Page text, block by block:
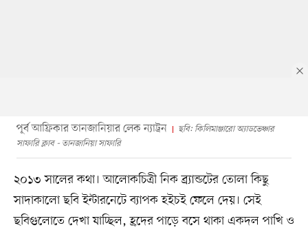
পূর্ব আফ্রিকার তানজানিয়ার লেক ন্যাট্রন
ছবি: কিলিমাঞ্জারো অ্যাডভেঞ্চার
সাফারি ক্লাব - তানজানিয়া সাফারি
২০১৩ সালের কথা। আলোকচিত্রী নিক ব্র্যান্ডটের তোলা কিছু
সাদাকালো ছবি ইন্টারনেটে ব্যাপক হইচই ফেলে দেয়। সেই
ছবিগুলোতে দেখা যাচ্ছিল, হ্রদের পাড়ে বসে থাকা একদল পাখি ও